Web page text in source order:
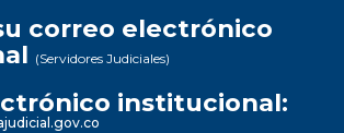
correo electrónico
(Servidores Judiciales)
institucional: